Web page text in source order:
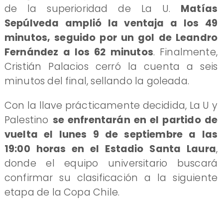
de la superioridad de La U. Matías
Sepúlveda amplió la ventaja a los 49
minutos, seguido por un gol de Leandro
Fernández a los 62 minutos. Finalmente,
Cristián Palacios cerró la cuenta a seis
minutos del final, sellando la goleada.
Con la llave prácticamente decidida, La U y
Palestino se enfrentarán en el partido de
vuelta el lunes 9 de septiembre a las
19:00 horas en el Estadio Santa Laura,
donde el equipo universitario buscará
confirmar su clasificación a la siguiente
etapa de la Copa Chile.